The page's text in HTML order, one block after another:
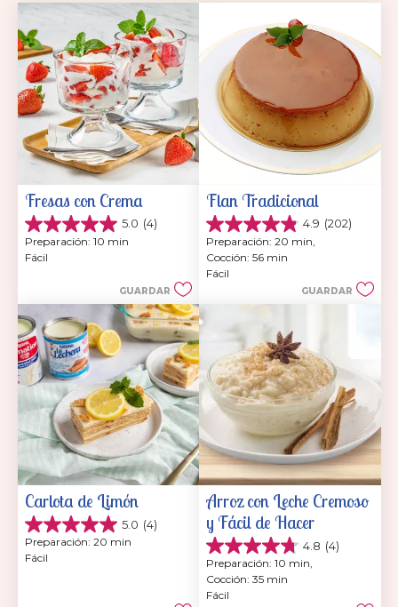
Fresas con Crema
5.0 (4)
5.0
de
5
Preparación: 10 min
Fácil
GUARDAR
Flan Tradicional
4.9 (202)
4.9
de
5
estrellas.
reseñas
Preparación: 20 min,
Cocción: 56 min
Fácil
GUARDAR
Carlota de Limón
5.0 (4)
5.0
de
5
Preparación: 20 min
Fácil
Arroz con Leche Cremoso
y Fácil de Hacer
4.8 (4)
4.8
de
5
estrellas.
Preparación: 10 min,
Cocción: 35 min
Fácil